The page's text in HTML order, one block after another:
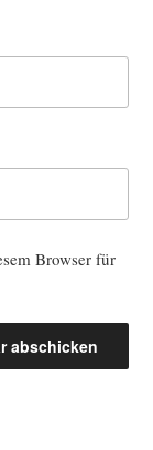
Browser für